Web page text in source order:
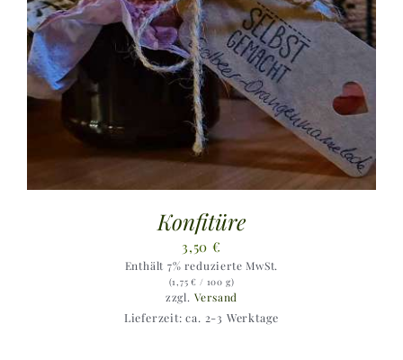
Konfitüre
3,50€
Enthält 7% reduzierte MwSt.
(1,75€ / 100 g)
zzgl. Versand
Lieferzeit: ca. 2-3 Werktage